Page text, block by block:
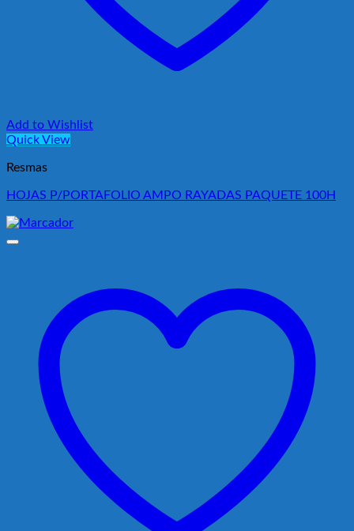
Add to Wishlist
Quick View
Resmas
HOJAS P/PORTAFOLIO AMPO RAYADAS PAQUETE 100H